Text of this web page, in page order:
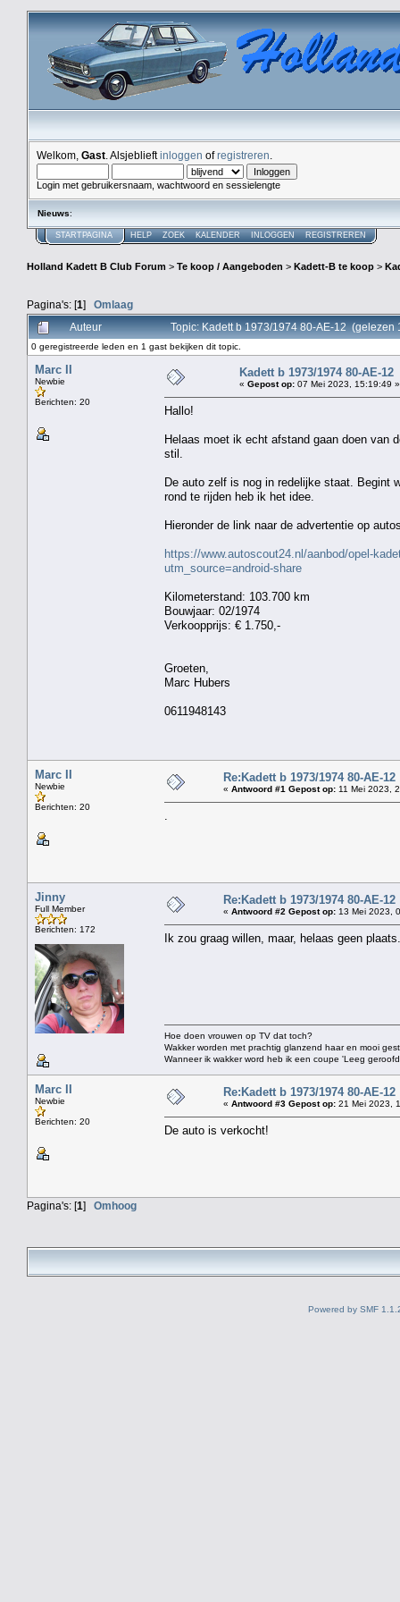
Welkom, Gast . Alsjeblieftinloggen ofregistreren
Login met gebruikersnaam, wachtwoord en sessielengte
Nieuws:
STARTPAGINA HELP ZOEK KALENDER INLOGGEN REGISTREREN
Holland Kadett B Club Forum > Te koop / Aangeboden > Kadett-B te koop >
Pagina's: [1] Omlaag
Auteur
Topic: Kadett b 1973/1974 80-AE-12 (gelezen
0 geregistreerde leden en 1 gast bekijken dit topic.
Marc II
Newbie
Berichten: 20
Kadett b 1973/1974 80-AE-12
« Gepost op: 07 Mei 2023, 15:19:49 »
Hallo!
Helaas moet ik echt afstand gaan doen van
stil.
De auto zelf is nog in redelijke staat. Begint
rond te rijden heb ik het idee.
Hieronder de link naar de advertentie op
https://www.autoscout24.nl/aanbod/opel-
utm_source=android-share
Kilometerstand: 103.700 km
Bouwjaar: 02/1974
Verkoopprijs: € 1.750,-
Groeten,
Marc Hubers
0611948143
Marc II
Newbie
Berichten: 20
Re:Kadett b 1973/1974 80-AE-12
« Antwoord #1 Gepost op: 11 Mei 2023,
Jinny
Full Member
Berichten: 172
Re:Kadett b 1973/1974 80-AE-12
« Antwoord #2 Gepost op: 13 Mei 2023,
Ik zou graag willen, maar, helaas geen
Hoe doen vrouwen op TV dat toch?
Wakker worden met prachtig glanzend haar en mooi
Wanneer ik wakker word heb ik een coupe 'Leeg
Marc II
Newbie
Berichten: 20
Re:Kadett b 1973/1974 80-AE-12
« Antwoord #3 Gepost op: 21 Mei 2023,
De auto is verkocht!
Pagina's: [1] Omhoog
Powered by SMF